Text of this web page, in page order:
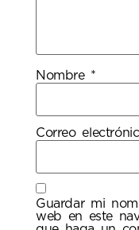
Nombre *
Correo
Guardar mi
web en este